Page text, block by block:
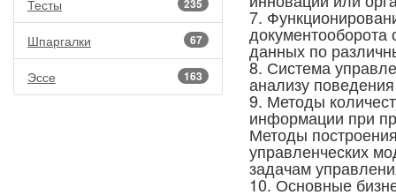
235
Тесты
67
Шпаргалки
163
Эссе
7.
документооборота
данных по
8. Система
анализу
9. Методы
информации при
Методы
управленческих
задачам
10. Основные